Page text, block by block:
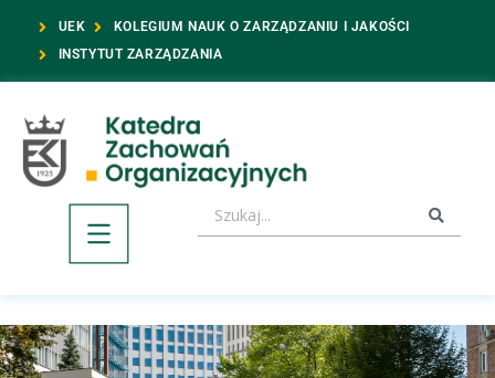
UEK
KOLEGIUM NAUK O ZARZĄDZANIU I JAKOŚCI
INSTYTUT ZARZĄDZANIA